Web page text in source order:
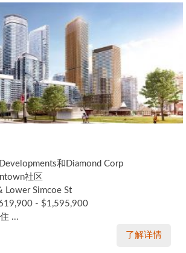
和Diamond Corp
社区
Lower Simcoe St
- $1,595,900
...
了解详情